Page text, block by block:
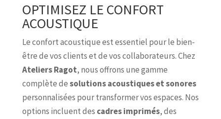
OPTIMISEZ LE CONFORT
ACOUSTIQUE
Le confort acoustique est essentiel pour le bien-
être de vos clients et de vos collaborateurs. Chez
Ateliers Ragot, nous offrons une gamme
complète desolutions acoustiques et sonores
personnalisées pour transformer vos espaces. Nos
options incluent des cadres imprimés, des